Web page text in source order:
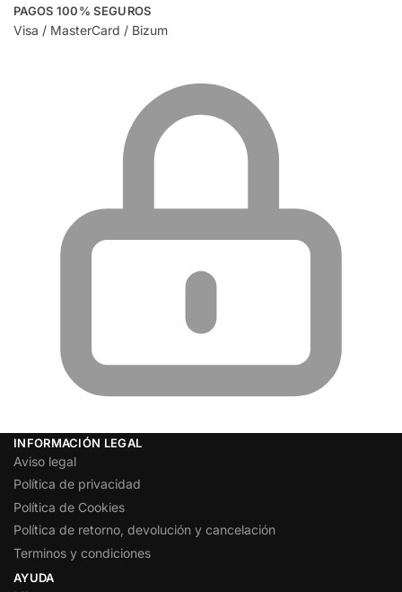
PAGOS 100% SEGUROS
Visa / MasterCard / Bizum
INFORMACIÓN LEGAL
Aviso legal
Política de privacidad
Política de Cookies
Política de retorno, devolución y cancelación
Terminos y condiciones
AYUDA